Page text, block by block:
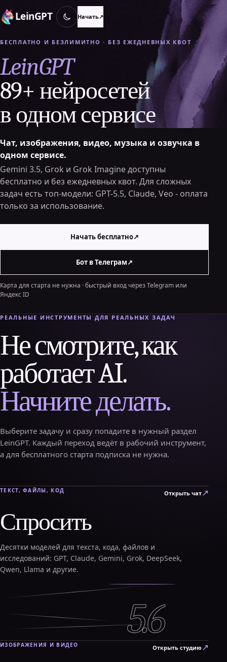
LeinGPT Начать↗
БЕСПЛАТНО И БЕЗЛИМИТНО · БЕЗ ЕЖЕДНЕВНЫХ КВОТ
LeinGPT
89+ нейросетей
в одном сервисе
Чат, изображения, видео, музыка и озвучка в
одном сервисе.
Gemini 3.5, Grok и Grok Imagine доступны
бесплатно и без ежедневных квот. Для сложных
задач есть топ-модели: GPT-5.5, Claude, Veo - оплата
только за использование.
Начать бесплатно↗
Бот в Телеграм↗
Карта для старта не нужна ·быстрый вход через Telegram или
Яндекс ID
РЕАЛЬНЫЕ ИНСТРУМЕНТЫ ДЛЯ РЕАЛЬНЫХ ЗАДАЧ
Не смотрите, как
работает AI.
Начните делать.
Выберите задачу и сразу попадите в нужный раздел
LeinGPT. Каждый переход ведёт в рабочий инструмент,
а для бесплатного старта подписка не нужна.
ТЕКСТ, ФАЙЛЫ, КОД
Спросить
Десятки моделей для текста, кода, файлов и
исследований: GPT, Claude, Gemini, Grok, DeepSeek,
Qwen, Llama и другие.
5.6
Открыть чат↗
ИЗОБРАЖЕНИЯ И ВИДЕО Открыть студию↗